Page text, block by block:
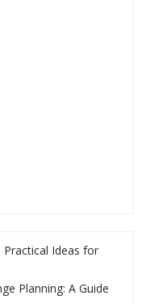
Practical Ideas for
Planning: A Guide